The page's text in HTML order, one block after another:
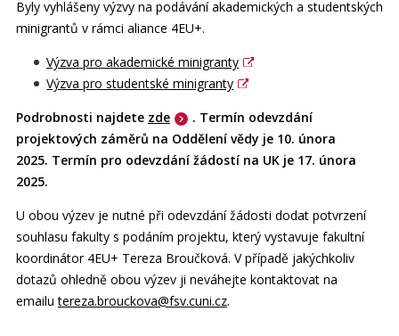
Byly vyhlášeny výzvy na podávání akademických a studentských
minigrantů v rámci aliance 4EU+.
Výzva pro akademické minigranty
Výzva pro studentské minigranty
Podrobnosti najdete zde
. Termín odevzdání
projektových záměrů na Oddělení vědy je 10. února
2025. Termín pro odevzdání žádostí na UK je 17. února
2025.
U obou výzev je nutné při odevzdání žádosti dodat potvrzení
souhlasu fakulty s podáním projektu, který vystavuje fakultní
koordinátor 4EU+ Tereza Broučková. V případě jakýchkoliv
dotazů ohledně obou výzev ji neváhejte kontaktovat na
emailutereza.brouckova@fsv.cuni.cz.